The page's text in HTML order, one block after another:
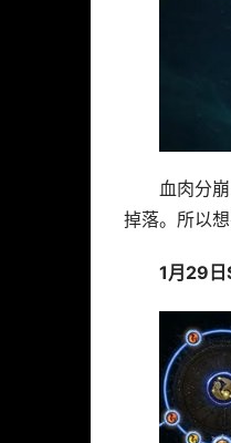
血肉分
掉落。所以
1月29日